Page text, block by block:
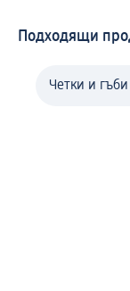
Подходящи
Четки и